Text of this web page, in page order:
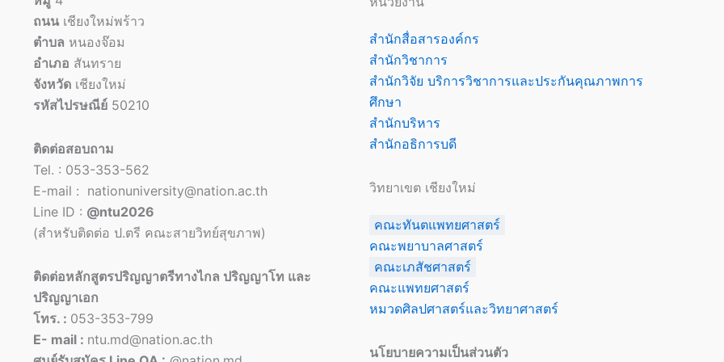
ถนนเชียงใหม่พร้าว
ตำบล หนองจ๊อม
อำเภอ สันทราย
จังหวัดเชียงใหม่
รหัสไปรษณีย์50210
ติดต่อสอบถาม
Tel. : 053-353-562
E-mail : nationuniversity@nation.ac.th
Line ID : @ntu2026
(สำหรับติดต่อ ป.ตรี คณะสายวิทย์สุขภาพ)
ติดต่อหลักสูตรปริญญาตรีทางไกล ปริญญาโท และ
ปริญญาเอก
โทร. : 053-353-799
E- mail : ntu.md@nation.ac.th
สำนักสื่อสารองค์กร
สำนักวิชาการ
สำนักวิจัย บริการวิชาการและประกันคุณภาพการ
ศึกษา
สำนักบริหาร
สำนักอธิการบดี
วิทยาเขต เชียงใหม่
คณะทันตแพทยศาสตร์
คณะพยาบาลศาสตร์
คณะเภสัชศาสตร์
คณะแพทยศาสตร์
หมวดศิลปศาสตร์และวิทยาศาสตร์
นโยบายความเป็นส่วนตัว